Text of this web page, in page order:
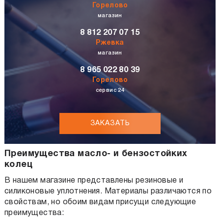
Горелово
магазин
8 812 207 07 15
Ржевка
магазин
8 965 022 80 39
Горелово
сервис 24
ЗАКАЗАТЬ
Преимущества масло- и бензостойких
колец
В нашем магазине представлены резиновые и
силиконовые уплотнения. Материалы различаются по
свойствам, но обоим видам присущи следующие
преимущества: